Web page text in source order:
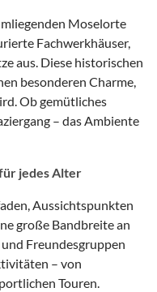
Moselorte
Fachwerkhäuser,
aus. Diese historischen
besonderen Charme,
Ob gemütliches
– das Ambiente
jedes Alter
Aussichtspunkten
große Bandbreite an
Freundesgruppen
– von
Touren.